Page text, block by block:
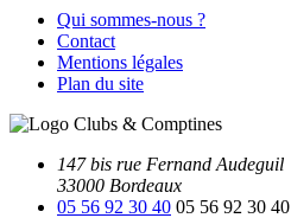
Qui sommes-nous ?
Contact
Mentions légales
Plan du site
147 bis rue Fernand Audeguil
33000 Bordeaux
05 56 92 30 40 05 56 92 30 40